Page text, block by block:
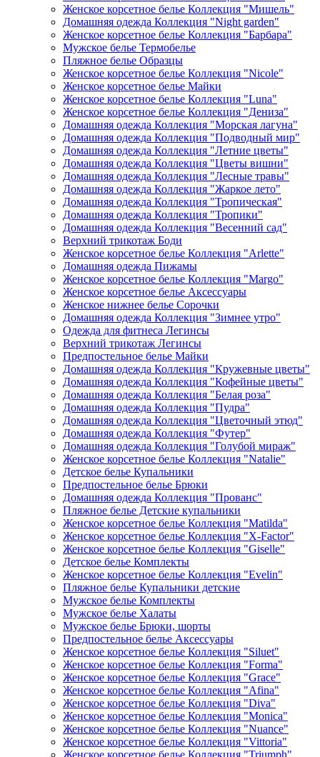
Женское корсетное белье Коллекция "Мишель"
Домашняя одежда Коллекция "Night garden"
Женское корсетное белье Коллекция "Барбара"
Мужское белье Термобелье
Пляжное белье Образцы
Женское корсетное белье Коллекция "Nicole"
Женское корсетное белье Майки
Женское корсетное белье Коллекция "Luna"
Женское корсетное белье Коллекция "Дениза"
Домашняя одежда Коллекция "Морская лагуна"
Домашняя одежда Коллекция "Подводный мир"
Домашняя одежда Коллекция "Летние цветы"
Домашняя одежда Коллекция "Цветы вишни"
Домашняя одежда Коллекция "Лесные травы"
Домашняя одежда Коллекция "Жаркое лето"
Домашняя одежда Коллекция "Тропическая"
Домашняя одежда Коллекция "Тропики"
Домашняя одежда Коллекция "Весенний сад"
Верхний трикотаж Боди
Женское корсетное белье Коллекция "Arlette"
Домашняя одежда Пижамы
Женское корсетное белье Коллекция "Margo"
Женское корсетное белье Аксессуары
Женское нижнее белье Сорочки
Домашняя одежда Коллекция "Зимнее утро"
Одежда для фитнеса Легинсы
Верхний трикотаж Легинсы
Предпостельное белье Майки
Домашняя одежда Коллекция "Кружевные цветы"
Домашняя одежда Коллекция "Кофейные цветы"
Домашняя одежда Коллекция "Белая роза"
Домашняя одежда Коллекция "Пудра"
Домашняя одежда Коллекция "Цветочный этюд"
Домашняя одежда Коллекция "Футер"
Домашняя одежда Коллекция "Голубой мираж"
Женское корсетное белье Коллекция "Natalie"
Детское белье Купальники
Предпостельное белье Брюки
Домашняя одежда Коллекция "Прованс"
Пляжное белье Детские купальники
Женское корсетное белье Коллекция "Matilda"
Женское корсетное белье Коллекция "X-Factor"
Женское корсетное белье Коллекция "Giselle"
Детское белье Комплекты
Женское корсетное белье Коллекция "Evelin"
Пляжное белье Купальники детские
Мужское белье Комплекты
Мужское белье Халаты
Мужское белье Брюки, шорты
Предпостельное белье Аксессуары
Женское корсетное белье Коллекция "Siluet"
Женское корсетное белье Коллекция "Forma"
Женское корсетное белье Коллекция "Grace"
Женское корсетное белье Коллекция "Afina"
Женское корсетное белье Коллекция "Diva"
Женское корсетное белье Коллекция "Monica"
Женское корсетное белье Коллекция "Nuance"
Женское корсетное белье Коллекция "Vittoria"
Женское корсетное белье Коллекция "Triumph"